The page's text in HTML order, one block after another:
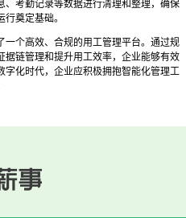
考勤记录等数据进行清理和整理，确保
奠定基础。
一个高效、合规的用工管理平台。通过规
据链管理和提升用工效率，企业能够有效
字化时代，企业应积极拥抱智能化管理工